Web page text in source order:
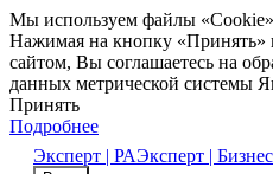
Мы используем файлы «Cookie»
Нажимая на кнопку «Принять»
сайтом, Вы соглашаетесь на
данных метрической системы
Принять
Подробнее
Эксперт | РАЭксперт |